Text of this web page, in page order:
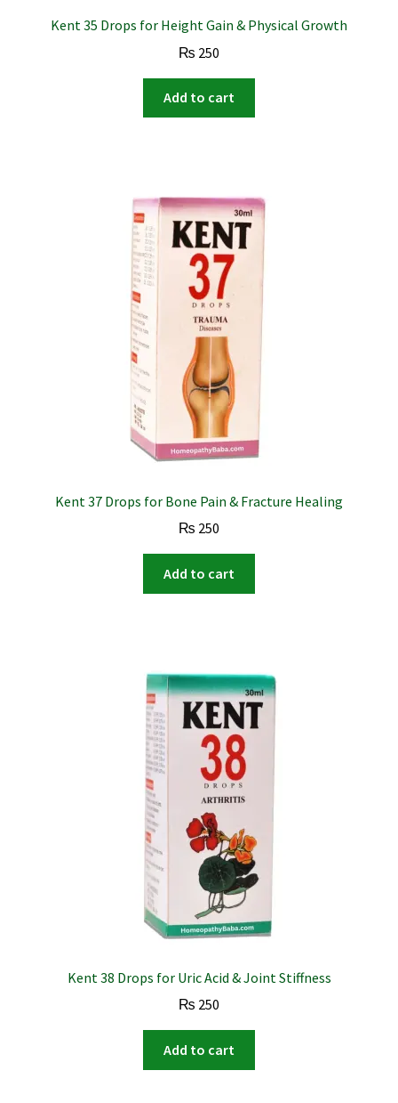
Kent 35 Drops for Height Gain & Physical Growth
₨ 250
Add to cart
Kent 37 Drops for Bone Pain & Fracture Healing
₨ 250
Add to cart
Kent 38 Drops for Uric Acid & Joint Stiffness
₨ 250
Add to cart